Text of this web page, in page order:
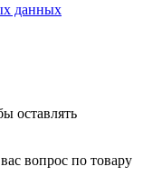
данных
оставлять
вопрос по товару